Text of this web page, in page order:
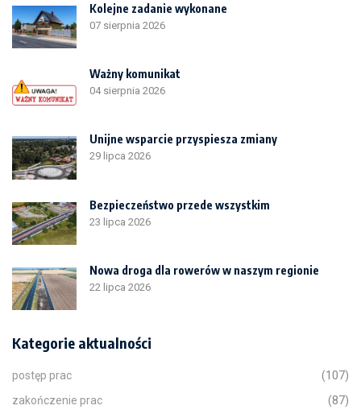
Kolejne zadanie wykonane
07 sierpnia 2026
Ważny komunikat
04 sierpnia 2026
Unijne wsparcie przyspiesza zmiany
29 lipca 2026
Bezpieczeństwo przede wszystkim
23 lipca 2026
Nowa droga dla rowerów w naszym regionie
22 lipca 2026
Kategorie aktualności
postęp prac
(107)
zakończenie prac
(87)